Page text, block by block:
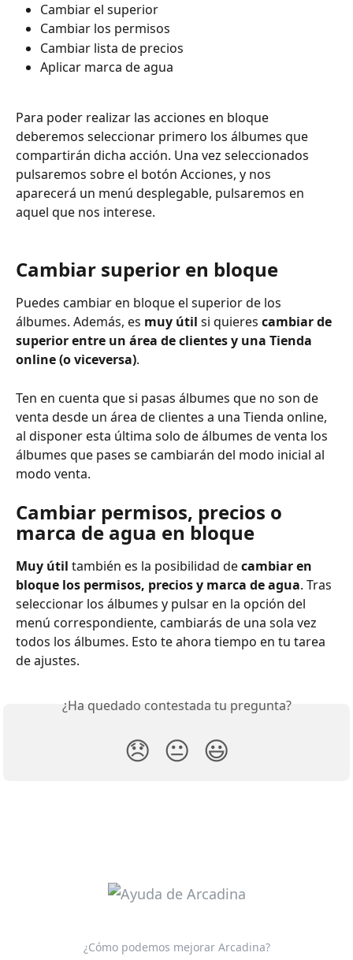
Cambiar el superior
Cambiar los permisos
Cambiar lista de precios
Aplicar marca de agua
Para poder realizar las acciones en bloque
deberemos seleccionar primero los álbumes que
compartirán dicha acción. Una vez seleccionados
pulsaremos sobre el botón Acciones, y nos
aparecerá un menú desplegable, pulsaremos en
aquel que nos interese.
Cambiar superior en bloque
Puedes cambiar en bloque el superior de los
álbumes. Además, es muy útil si quieres cambiar de
superior entre un área de clientes y una Tienda
online (o viceversa).
Ten en cuenta que si pasas álbumes que no son de
venta desde un área de clientes a una Tienda online,
al disponer esta última solo de álbumes de venta los
álbumes que pases se cambiarán del modo inicial al
modo venta.
Cambiar permisos, precios o
marca de agua en bloque
Muy útil también es la posibilidad de cambiar en
bloque los permisos, precios y marca de agua. Tras
seleccionar los álbumes y pulsar en la opción del
menú correspondiente, cambiarás de una sola vez
todos los álbumes. Esto te ahora tiempo en tu tarea
de ajustes.
¿Ha quedado contestada tu pregunta?
😞 😐 😃
¿Cómo podemos mejorar Arcadina?